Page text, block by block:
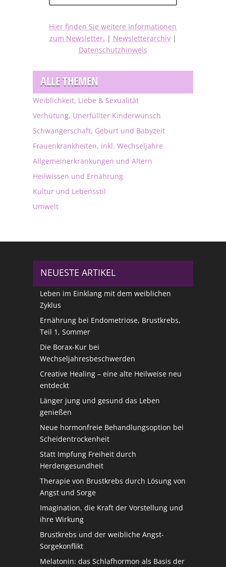
Hier finden Sie weitere Informationen
zum Newsletter. | Newsletterarchiv|
Datenschutzhinweis
ALLE THEMEN
Weiblichkeit, Liebe & Sexualität
Verhütung, Unerfüllter Kinderwunsch
Schwangerschaft, Geburt und Babyzeit
Frauenkrankheiten, inkl. Wechseljahre
Allgemeinerkrankungen und Altern
Heilwissen und Ernährung
Kultur und Lebensstil
Umwelt
NEUESTE ARTIKEL
Leben im Einklang mit dem weiblichen
Zyklus
Ernährung bei Endometriose, Brustkrebs,
Teil 1, Sommer
Die Borax-Kur bei
Wechseljahresbeschwerden
Creative Healing – eine alte Heilweise neu
entdeckt
Länger jung und gesund das Leben
genießen
Neue hormonfreie Behandlungsoption bei
Scheidentrockenheit
Statt Impfung Freiheit durch
Herdengesundheit
Therapie von Brustkrebs durch Lösung von
Angst und Sorge
Imagination, die Kraft der Vorstellung und
ihre Wirkung
Brustkrebs und der weibliche Angst-
Sorgekonflikt
Melatonin: das Schlafhormon als Basis der